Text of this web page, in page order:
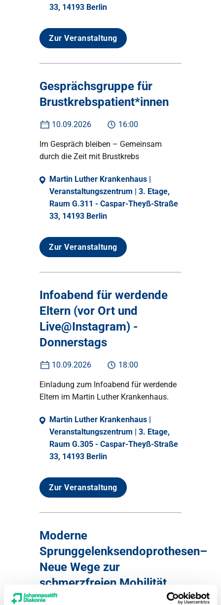
33, 14193 Berlin
Zur Veranstaltung
Gesprächsgruppe für
Brustkrebspatient*innen
10.09.2026 16:00
Im Gespräch bleiben – Gemeinsam
durch die Zeit mit Brustkrebs
Martin Luther Krankenhaus |
Veranstaltungszentrum | 3. Etage,
Raum G.311 - Caspar-Theyß-Straße
33, 14193 Berlin
Zur Veranstaltung
Infoabend für werdende
Eltern (vor Ort und
Live@Instagram) -
Donnerstags
10.09.2026 18:00
Einladung zum Infoabend für werdende
Eltern im Martin Luther Krankenhaus.
Martin Luther Krankenhaus |
Veranstaltungszentrum | 3. Etage,
Raum G.305 - Caspar-Theyß-Straße
33, 14193 Berlin
Zur Veranstaltung
Moderne
Sprunggelenksendoprothesen–
Neue Wege zur
schmerzfreien Mobilität